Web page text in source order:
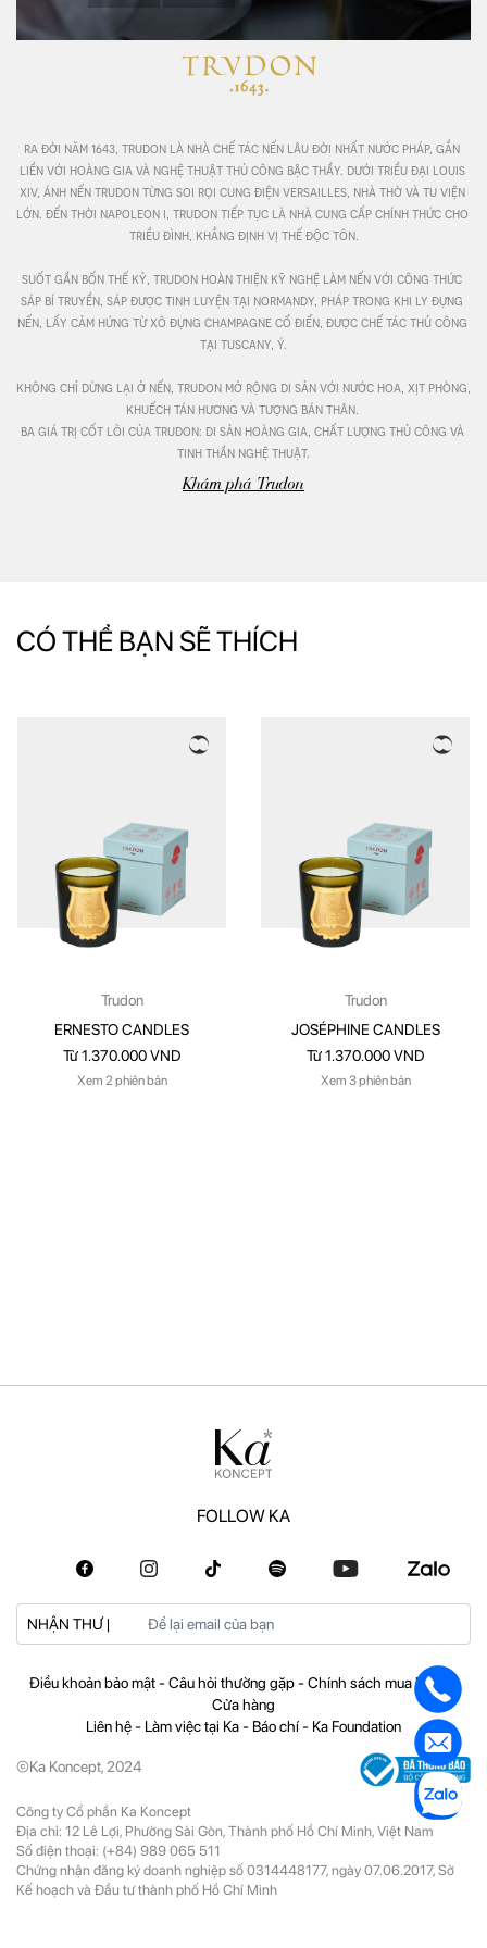
ra đời năm 1643, trudon là nhà chế tác nến lâu đời nhất nước pháp, gắn
liền với hoàng gia và nghệ thuật thủ công bậc thầy. dưới triều đại louis
xiv, ánh nến trudon từng soi rọi cung điện versailles, nhà thờ và tu viện
lớn. đến thời napoleon i, trudon tiếp tục là nhà cung cấp chính thức cho
triều đình, khẳng định vị thế độc tôn.
suốt gần bốn thế kỷ, trudon hoàn thiện kỹ nghệ làm nến với công thức
sáp bí truyền, sáp được tinh luyện tại normandy, pháp trong khi ly đựng
nến, lấy cảm hứng từ xô đựng champagne cổ điển, được chế tác thủ công
tại tuscany, ý.
không chỉ dừng lại ở nến, trudon mở rộng di sản với nước hoa, xịt phòng,
khuếch tán hương và tượng bán thân.
ba giá trị cốt lõi của trudon: di sản hoàng gia, chất lượng thủ công và
tinh thần nghệ thuật.
Khám phá Trudon
CÓ THỂ BẠN SẼ THÍCH
Trudon
ERNESTO CANDLES
Từ 1.370.000 VND
Xem 2 phiên bản
Trudon
JOSÉPHINE CANDLES
Từ 1.370.000 VND
Xem 3 phiên bản
FOLLOW KA
NHẬN THƯ |
Điều khoản bảo mật-Câu hỏi thường gặp-Chính sách mua hàng
Cửa hàng
Liên hệ- Làm việc tại Ka- Báo chí- Ka Foundation
©Ka Koncept, 2024
Công ty Cổ phần Ka Koncept
Địa chỉ: 12 Lê Lợi, Phường Sài Gòn, Thành phố Hồ Chí Minh, Việt Nam
Số điện thoại: (+84) 989 065 511
Chứng nhận đăng ký doanh nghiệp số 0314448177, ngày 07.06.2017, Sở
Kế hoạch và Đầu tư thành phố Hồ Chí Minh